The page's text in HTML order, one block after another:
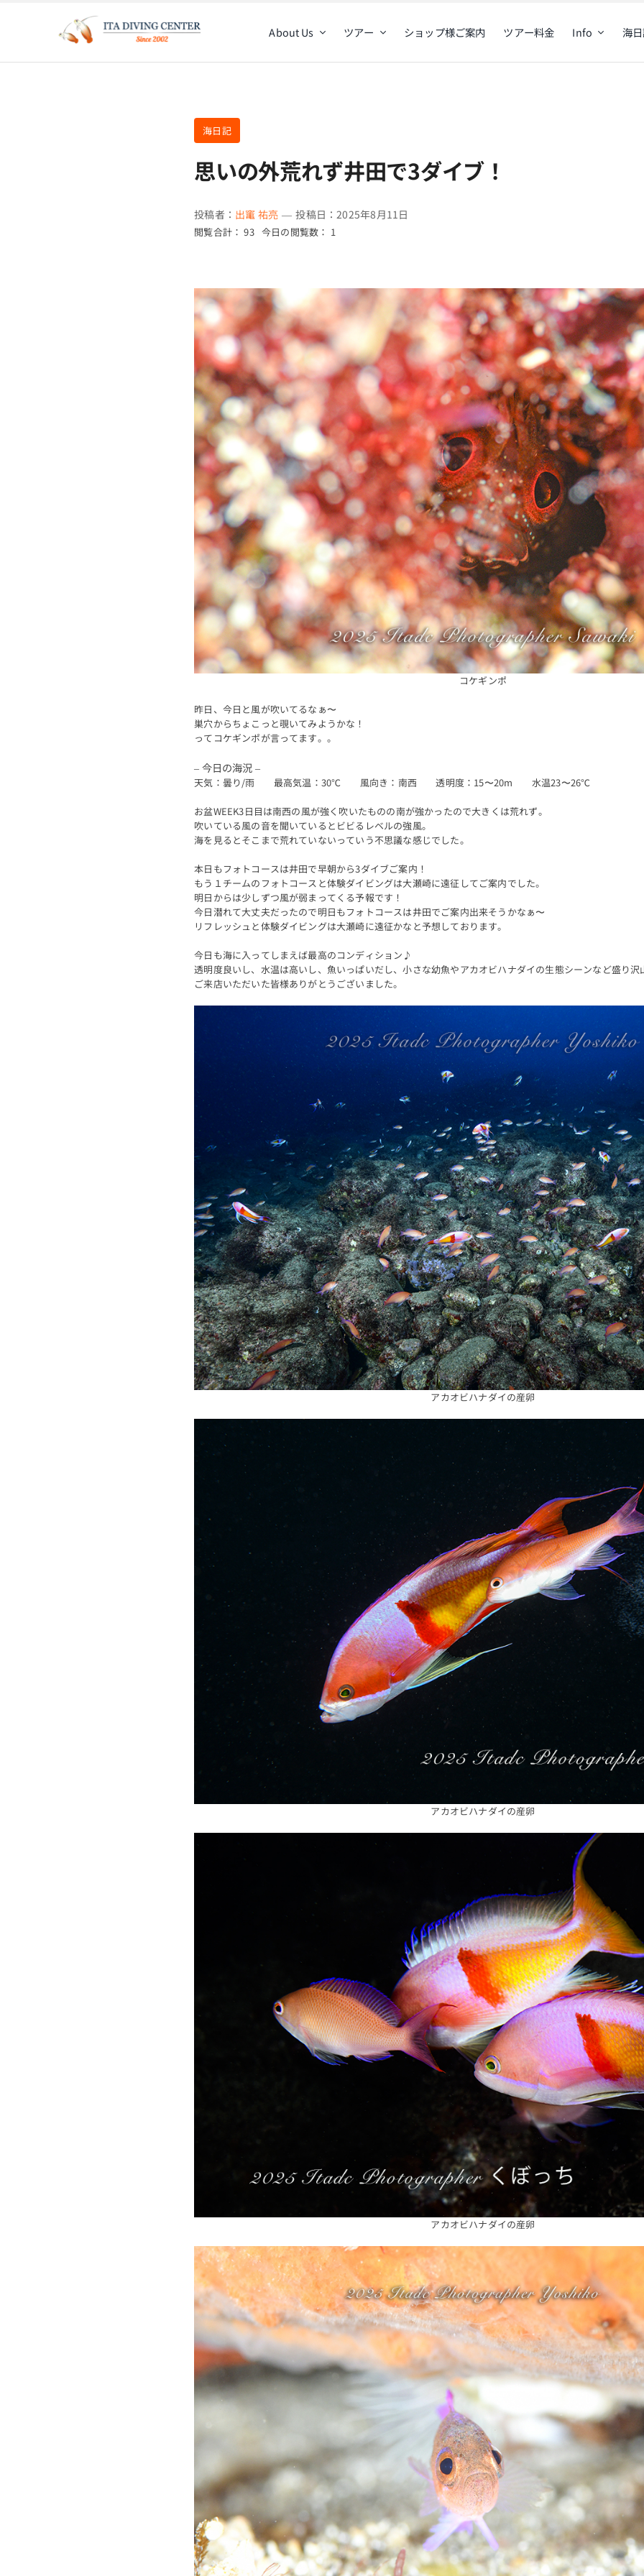
About Us ツアー ショップ様ご案内 ツアー料金 Info 海
海日記
思いの外荒れず井田で3ダイブ！
投稿者： 出竃 祐亮 — 投稿日：2025年8月11日
閲覧合計： 93 今日の閲覧数： 1
コケギンポ
昨日、今日と風が吹いてるなぁ〜
巣穴からちょこっと覗いてみようかな！
ってコケギンポが言ってます。。
– 今日の海況 –
天気：曇り/雨 最高気温：30℃ 風向き：南西 透明度：15〜20m 水温23〜26℃
お盆WEEK3日目は南西の風が強く吹いたものの南が強かったので大きくは荒れず。
吹いている風の音を聞いているとビビるレベルの強風。
海を見るとそこまで荒れていないっていう不思議な感じでした。
本日もフォトコースは井田で早朝から3ダイブご案内！
もう１チームのフォトコースと体験ダイビングは大瀬崎に遠征してご案内でした。
明日からは少しずつ風が弱まってくる予報です！
今日潜れて大丈夫だったので明日もフォトコースは井田でご案内出来そうかなぁ〜
リフレッシュと体験ダイビングは大瀬崎に遠征かなと予想しております。
今日も海に入ってしまえば最高のコンディション♪
透明度良いし、水温は高いし、魚いっぱいだし、小さな幼魚やアカオビハナダイの生態シーンなど盛り沢
ご来店いただいた皆様ありがとうございました。
アカオビハナダイの産卵
アカオビハナダイの産卵
アカオビハナダイの産卵